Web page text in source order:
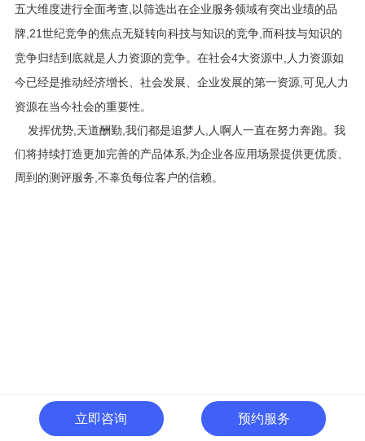
五大维度进行全面考查,以筛选出在企业服务领域有突出业绩的品
牌,21世纪竞争的焦点无疑转向科技与知识的竞争,而科技与知识的
竞争归结到底就是人力资源的竞争。在社会4大资源中,人力资源如
今已经是推动经济增长、社会发展、企业发展的第一资源,可见人力
资源在当今社会的重要性。
发挥优势,天道酬勤,我们都是追梦人,人啊人一直在努力奔跑。我
们将持续打造更加完善的产品体系,为企业各应用场景提供更优质、
周到的测评服务,不辜负每位客户的信赖。
全国热线: 400-996-0801
立即咨询 预约服务